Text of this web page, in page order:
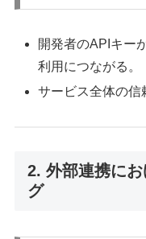
開発者のAPIキー
利用につながる。
サービス全体の信
2. 外部連携に
グ